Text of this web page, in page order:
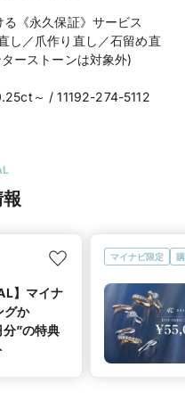
《永久保証》サービス
し／爪作り直し／石留め直
ーストーンは対象外)
～ / 11192-274-5112
】マイナ
グか
”の特典
マイナビ限定